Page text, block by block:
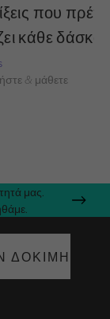
που
κάθε
& μάθετε
μας.
ΔΟΚΙΜΉ